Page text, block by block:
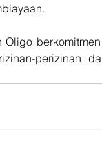
perizinan